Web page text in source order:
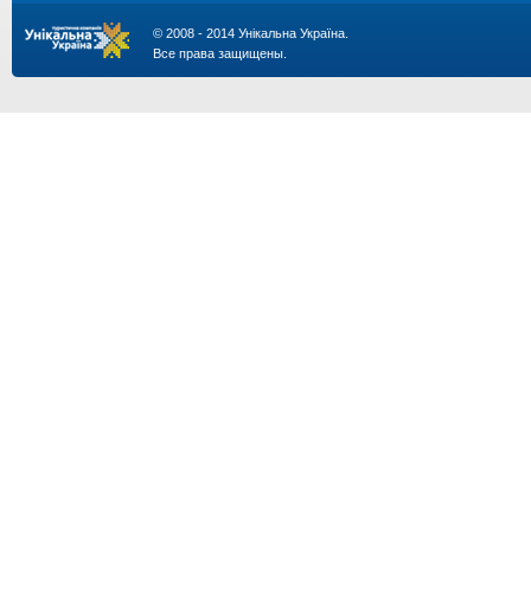
© 2008 - 2014 Унікальна Україна.
Все права защищены.